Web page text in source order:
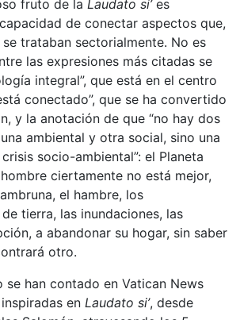
fruto de la Laudato si’es
de conectar aspectos que,
trataban sectorialmente. No es
las expresiones más citadas se
integral”, que está en el centro
conectado”, que se ha convertido
y la anotación de que “no hay dos
ambiental y otra social, sino una
socio-ambiental”: el Planeta
ciertamente no está mejor,
el hambre, los
tierra, las inundaciones, las
a abandonar su hogar, sin saber
otro.
se han contado en Vatican News
en Laudato si’, desde